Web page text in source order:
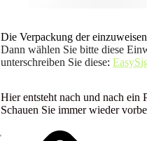
Die Verpackung der
Dann wählen Sie bitte diese
unterschreiben Sie diese:
Hier entsteht nach und nach ein
Schauen Sie immer wieder